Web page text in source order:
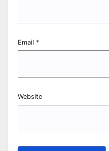
Email *
Website